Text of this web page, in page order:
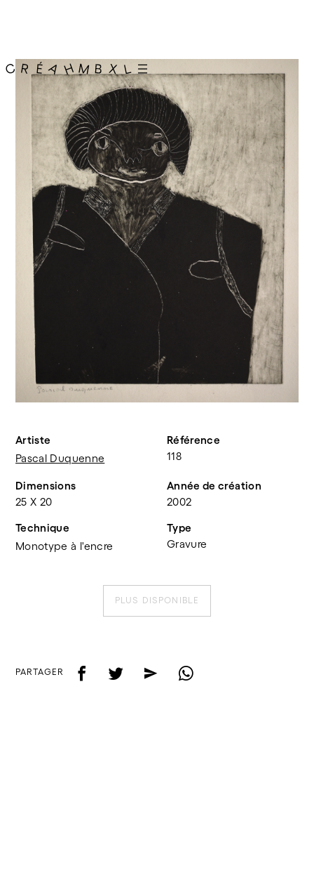
Artiste
Pascal Duquenne
Référence
118
Dimensions
25 X 20
Année de création
2002
Technique
Monotype à l'encre
Type
Gravure
PLUS DISPONIBLE
PARTAGER f t e w